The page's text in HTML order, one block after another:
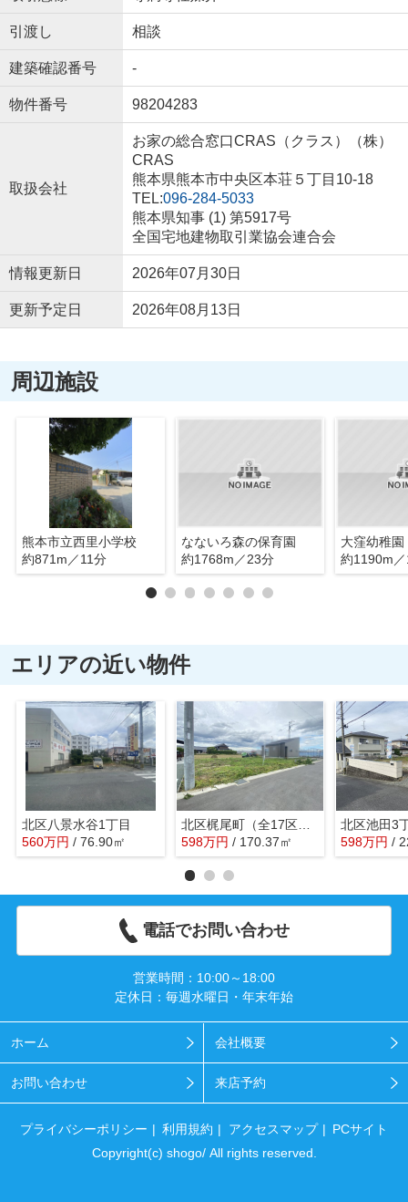
引渡し 相談
建築確認番号 -
物件番号 98204283
取扱会社
お家の総合窓口CRAS（クラス）（株）
CRAS
熊本県熊本市中央区本荘５丁目10-18
TEL:096-284-5033
熊本県知事 (1) 第5917号
全国宅地建物取引業協会連合会
情報更新日 2026年07月30日
更新予定日 2026年08月13日
周辺施設
熊本市立西里小学校
約871m／11分
なないろ森の保育園
約1768m／23分
大窪幼稚園
約1190m
エリアの近い物件
北区八景水谷1丁目
560万円 / 76.90㎡
北区梶尾町（全17区画）
598万円 / 170.37㎡
北区池田3
598万円 /
電話でお問い合わせ
営業時間：10:00～18:00
定休日：毎週水曜日・年末年始
ホーム 会社概要
お問い合わせ 来店予約
プライバシーポリシー 利用規約 アクセスマップ
PCサイト
Copyright(c) shogo/ All rights reserved.